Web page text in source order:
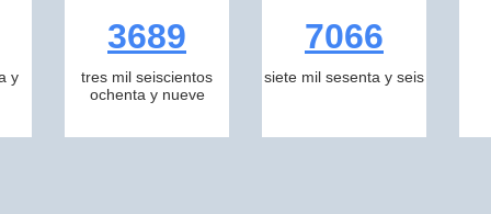
y
3689
tres mil seiscientos
ochenta y nueve
7066
siete mil sesenta y seis